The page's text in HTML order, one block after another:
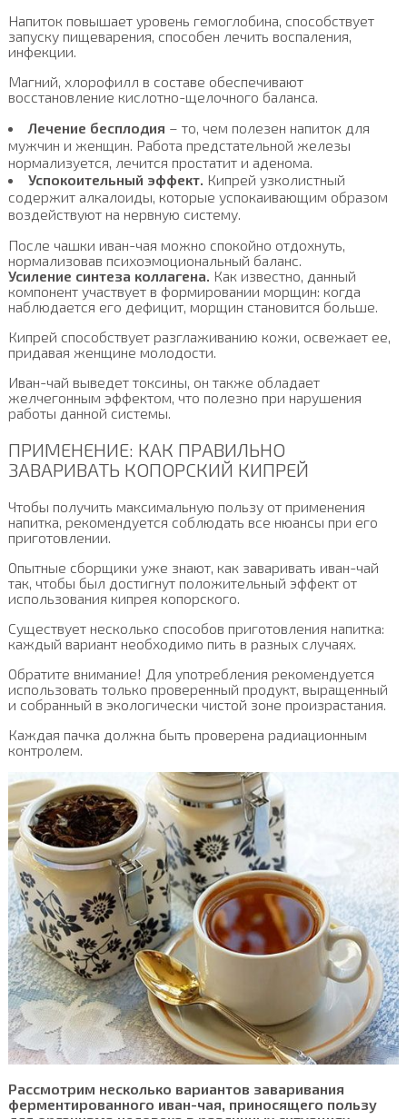
Напиток повышает уровень гемоглобина, способствует
запуску пищеварения, способен лечить воспаления,
инфекции.
Магний, хлорофилл в составе обеспечивают
восстановление кислотно-щелочного баланса.
Лечение бесплодия – то, чем полезен напиток для
мужчин и женщин. Работа предстательной железы
нормализуется, лечится простатит и аденома.
Успокоительный эффект. Кипрей узколистный
содержит алкалоиды, которые успокаивающим образом
воздействуют на нервную систему.
После чашки иван-чая можно спокойно отдохнуть,
нормализовав психоэмоциональный баланс.
Усиление синтеза коллагена. Как известно, данный
компонент участвует в формировании морщин: когда
наблюдается его дефицит, морщин становится больше.
Кипрей способствует разглаживанию кожи, освежает ее,
придавая женщине молодости.
Иван-чай выведет токсины, он также обладает
желчегонным эффектом, что полезно при нарушения
работы данной системы.
ПРИМЕНЕНИЕ: КАК ПРАВИЛЬНО
ЗАВАРИВАТЬ КОПОРСКИЙ КИПРЕЙ
Чтобы получить максимальную пользу от применения
напитка, рекомендуется соблюдать все нюансы при его
приготовлении.
Опытные сборщики уже знают, как заваривать иван-чай
так, чтобы был достигнут положительный эффект от
использования кипрея копорского.
Существует несколько способов приготовления напитка:
каждый вариант необходимо пить в разных случаях.
Обратите внимание! Для употребления рекомендуется
использовать только проверенный продукт, выращенный
и собранный в экологически чистой зоне произрастания.
Каждая пачка должна быть проверена радиационным
контролем.
Рассмотрим несколько вариантов заваривания
ферментированного иван-чая, приносящего пользу